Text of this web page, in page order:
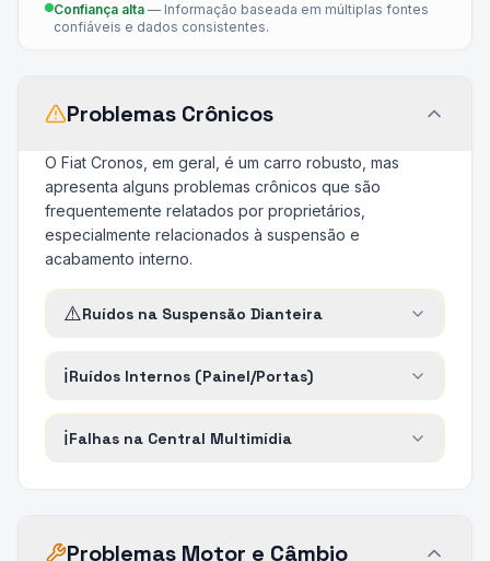
Confiança alta — Informação baseada em múltiplas fontes
confiáveis e dados consistentes.
Problemas Crônicos
O Fiat Cronos, em geral, é um carro robusto, mas
apresenta alguns problemas crônicos que são
frequentemente relatados por proprietários,
especialmente relacionados à suspensão e
acabamento interno.
⚠️Ruídos na Suspensão Dianteira
ℹ️Ruídos Internos (Painel/Portas)
ℹ️Falhas na Central Multimídia
Problemas Motor e Câmbio